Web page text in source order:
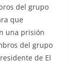
del grupo
que
una prisión
del grupo
de El